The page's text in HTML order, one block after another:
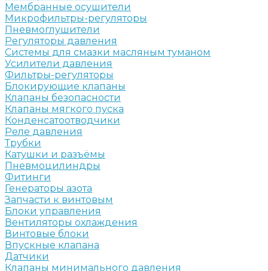
Мембранные осушители
Микрофильтры-регуляторы
Пневмоглушители
Регуляторы давления
Системы для смазки масляным туманом
Усилители давления
Фильтры-регуляторы
Блокирующие клапаны
Клапаны безопасности
Клапаны мягкого пуска
Конденсатоотводчики
Реле давления
Трубки
Катушки и разъёмы
Пневмоцилиндры
Фитинги
Генераторы азота
Запчасти к винтовым
Блоки управления
Вентиляторы охлаждения
Винтовые блоки
Впускные клапана
Датчики
Клапаны минимального давления